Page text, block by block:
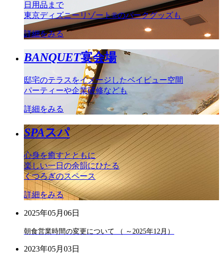
日用品まで
東京ディズニーリゾート®のパークグッズも
詳細をみる
BANQUET宴会場
邸宅のテラスをイメージしたベイビュー空間
パーティーや企業研修なども
詳細をみる
SPAスパ
心身を癒すとともに
楽しい一日の余韻にひたる
くつろぎのスペース
詳細をみる
2025年05月06日
朝食営業時間の変更について （ ～2025年12月）
2023年05月03日